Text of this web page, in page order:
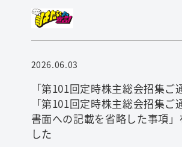
2026.06.03
「第101回定時株主総会招集ご
「第101回定時株主総会招集
書面への記載を省略した事項
した